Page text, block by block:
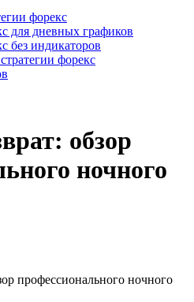
форекс
для дневных графиков
без индикаторов
форекс
обзор
ночного
профессионального ночного